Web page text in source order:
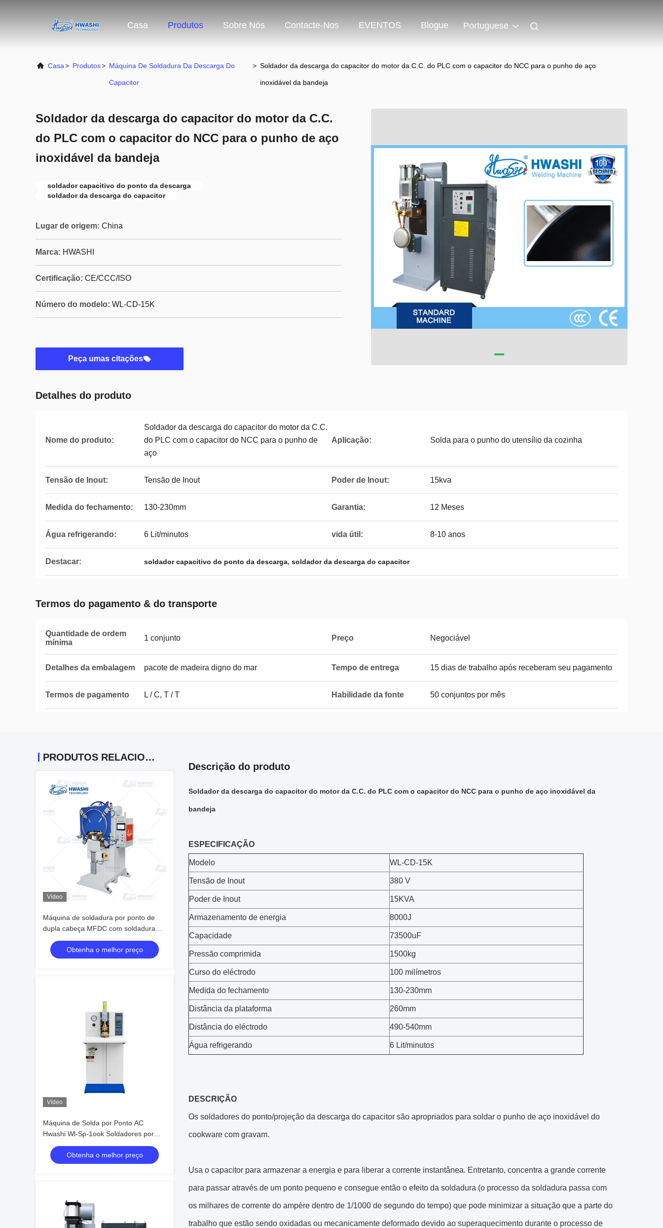
Casa Produtos Sobre Nós Contacte-Nos EVENTOS Blogue Portuguese
Casa> Produtos> Máquina De Soldadura Da Descarga Do
Capacitor
> Soldador da descarga do capacitor do motor da C.C. do PLC com o capacitor do NCC para o punho de aço
inoxidável da bandeja
Soldador da descarga do capacitor do motor da C.C.
do PLC com o capacitor do NCC para o punho de aço
inoxidável da bandeja
soldador capacitivo do ponto da descarga
soldador da descarga do capacitor
Lugar de origem: China
Marca: HWASHI
Certificação: CE/CCC/ISO
Número do modelo: WL-CD-15K
Peça umas citações
Detalhes do produto
Nome do produto:
Soldador da descarga do capacitor do motor da C.C.
do PLC com o capacitor do NCC para o punho de
aço
Aplicação: Solda para o punho do utensílio da cozinha
Tensão de Inout: Tensão de Inout Poder de Inout: 15kva
Medida do fechamento: 130-230mm Garantia: 12 Meses
Água refrigerando: 6 Lit/minutos vida útil: 8-10 anos
Destacar: soldador capacitivo do ponto da descarga, soldador da descarga do capacitor
Termos do pagamento & do transporte
Quantidade de ordem
mínima
1 conjunto Preço Negociável
Detalhes da embalagem pacote de madeira digno do mar Tempo de entrega 15 dias de trabalho após receberam seu pagamento
Termos de pagamento L / C, T / T Habilidade da fonte 50 conjuntos por mês
PRODUTOS RELACIONADOS
Vídeo
Máquina de soldadura por ponto de
dupla cabeça MFDC com soldadura
por dois pontos e transformador MFDC
para pinças de bloqueio de gancho de
barril (largura de soldadura 600-1000
Obtenha o melhor preço
Vídeo
Máquina de Solda por Ponto AC
Hwashi Wl-Sp-1ook Soldadores por
Ponto Elétricos de Alto Desempenho
Obtenha o melhor preço
Descrição do produto
Soldador da descarga do capacitor do motor da C.C. do PLC com o capacitor do NCC para o punho de aço inoxidável da
bandeja
ESPECIFICAÇÃO
Modelo WL-CD-15K
Tensão de Inout 380 V
Poder de Inout 15KVA
Armazenamento de energia 8000J
Capacidade 73500uF
Pressão comprimida 1500kg
Curso do eléctrodo 100 milímetros
Medida do fechamento 130-230mm
Distância da plataforma 260mm
Distância do eléctrodo 490-540mm
Água refrigerando 6 Lit/minutos
DESCRIÇÃO
Os soldadores do ponto/projeção da descarga do capacitor são apropriados para soldar o punho de aço inoxidável do
cookware com gravam.
Usa o capacitor para armazenar a energia e para liberar a corrente instantânea. Entretanto, concentra a grande corrente
para passar através de um ponto pequeno e consegue então o efeito da soldadura (o processo da soldadura passa com
os milhares de corrente do ampère dentro de 1/1000 de segundo do tempo) que pode minimizar a situação que a parte do
trabalho que estão sendo oxidadas ou mecanicamente deformado devido ao superaquecimento durante o processo de